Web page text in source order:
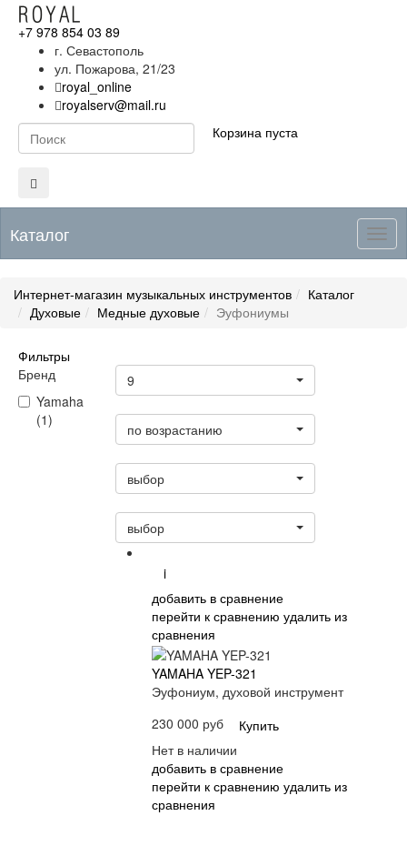
+7 978 854 03 89
г. Севастополь
ул. Пожарова, 21/23
royal_online
royalserv@mail.ru
Корзина пуста
Каталог
Интернет-магазин музыкальных инструментов
Каталог
Духовые
Медные духовые Эуфониумы
Фильтры
Бренд
Yamaha
(1)
9
по возрастанию
выбор
выбор
i
добавить в сравнение
перейти к сравнению удалить из
сравнения
YAMAHA YEP-321
Эуфониум, духовой инструмент
230 000 руб
Купить
Нет в наличии
добавить в сравнение
перейти к сравнению удалить из
сравнения